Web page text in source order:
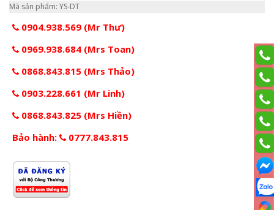
Mã sản phẩm: YS-DT
0904.938.569 (Mr Thư)
0969.938.684 (Mrs Toan)
0868.843.815 (Mrs Thảo)
0903.228.661 (Mr Linh)
0868.843.825 (Mrs Hiền)
Bảo hành:
0777.843.815